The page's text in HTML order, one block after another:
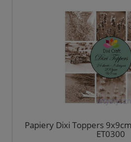
Papiery Dixi Toppers
ET0300